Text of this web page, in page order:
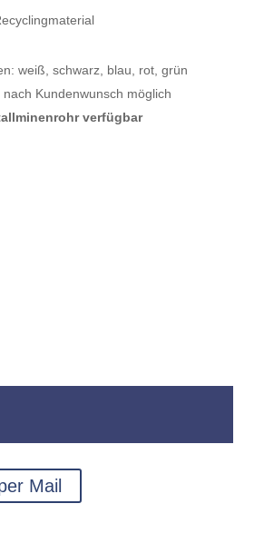
weiß, schwarz, blau, rot, grün
Kundenwunsch möglich
verfügbar
Mail